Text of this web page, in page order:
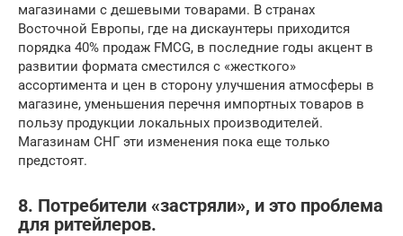
магазинами с дешевыми товарами. В странах
Восточной Европы, где на дискаунтеры приходится
порядка 40% продаж FMCG, в последние годы акцент в
развитии формата сместился с «жесткого»
ассортимента и цен в сторону улучшения атмосферы в
магазине, уменьшения перечня импортных товаров в
пользу продукции локальных производителей.
Магазинам СНГ эти изменения пока еще только
предстоят.
8. Потребители «застряли», и это проблема
для ритейлеров.